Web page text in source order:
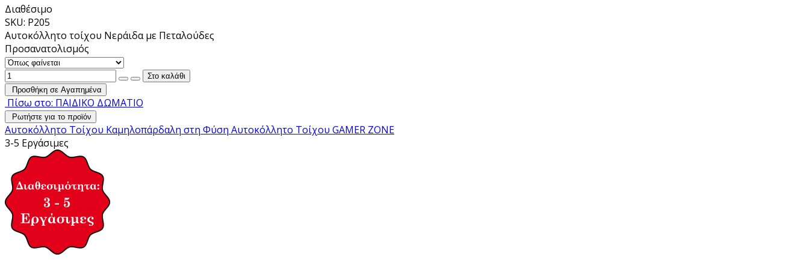
Διαθέσιμο
SKU: P205
Αυτοκόλλητο τοίχου Νεράιδα με Πεταλούδες
Προσανατολισμός
Προσθήκη σε Αγαπημένα
Πίσω στο: ΠΑΙΔΙΚΟ ΔΩΜΑΤΙΟ
Ρωτήστε για το προϊόν
Αυτοκόλλητο Τοίχου Καμηλοπάρδαλη στη Φύση Αυτοκόλλητο Τοίχου GAMER ZONE
3-5 Εργάσιμες